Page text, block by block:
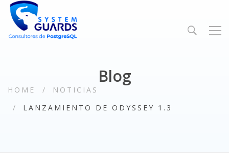
Blog
HOME
NOTICIAS
LANZAMIENTO DE ODYSSEY 1.3